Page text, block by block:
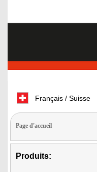
Français / Suisse
Page d'accueil
Produits: